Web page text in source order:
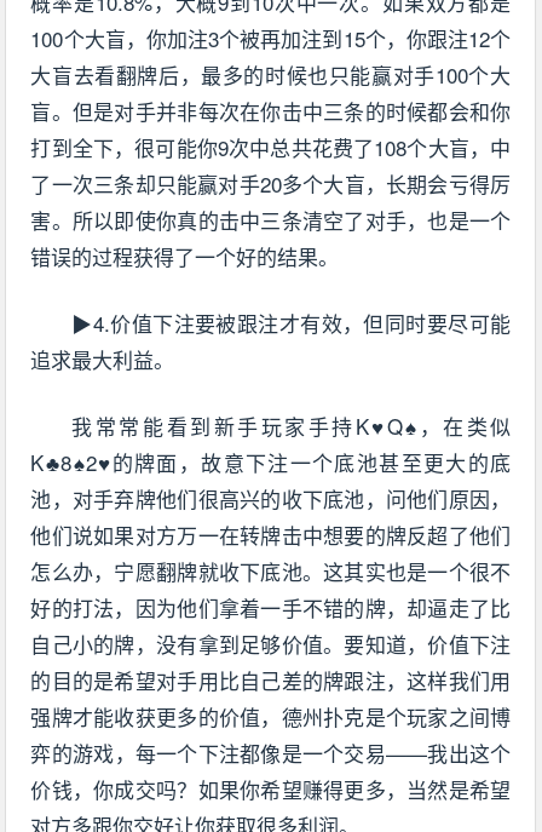
100个大盲，你加注3个被再加注到15个，你跟注12个
大盲去看翻牌后，最多的时候也只能赢对手100个大
盲。但是对手并非每次在你击中三条的时候都会和你
打到全下，很可能你9次中总共花费了108个大盲，中
了一次三条却只能赢对手20多个大盲，长期会亏得厉
害。所以即使你真的击中三条清空了对手，也是一个
错误的过程获得了一个好的结果。
▶4.价值下注要被跟注才有效，但同时要尽可能
追求最大利益。
我常常能看到新手玩家手持K♥Q♠，在类似
K♣8♠2♥的牌面，故意下注一个底池甚至更大的底
池，对手弃牌他们很高兴的收下底池，问他们原因，
他们说如果对方万一在转牌击中想要的牌反超了他们
怎么办，宁愿翻牌就收下底池。这其实也是一个很不
好的打法，因为他们拿着一手不错的牌，却逼走了比
自己小的牌，没有拿到足够价值。要知道，价值下注
的目的是希望对手用比自己差的牌跟注，这样我们用
强牌才能收获更多的价值，德州扑克是个玩家之间博
弈的游戏，每一个下注都像是一个交易——我出这个
价钱，你成交吗？如果你希望赚得更多，当然是希望
对方多跟你交好让你获取很多利润。